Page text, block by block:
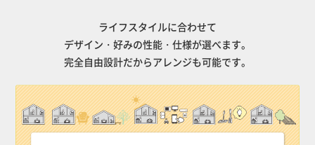
ライフスタイルに合わせて
デザイン・好みの性能・仕様が選べます。
完全自由設計だからアレンジも可能です。